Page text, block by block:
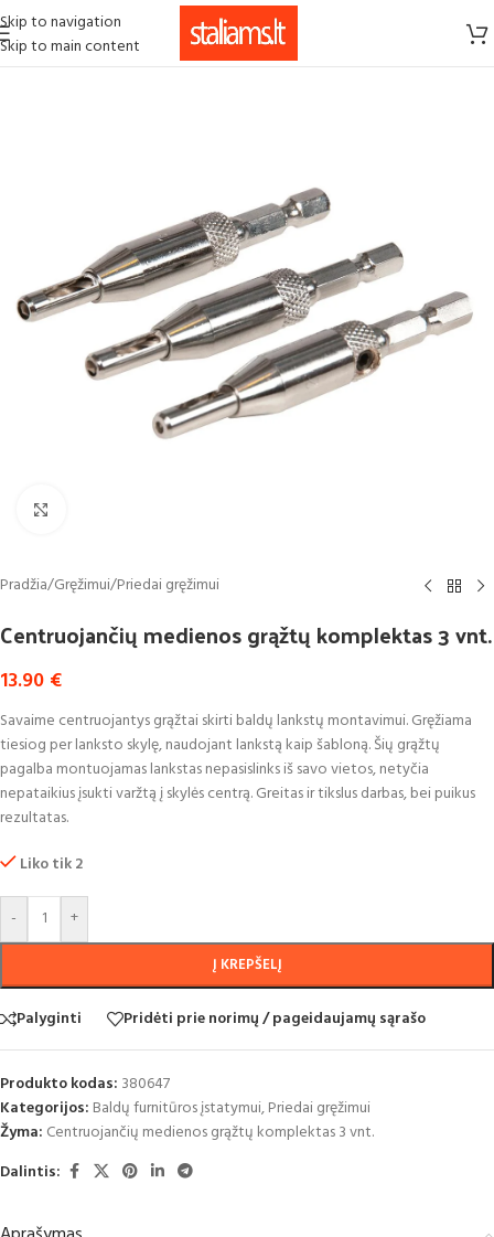
Skip to navigation
Skip to main content
Pradžia/Gręžimui/Priedai gręžimui
Centruojančių medienos grąžtų komplektas 3 vnt.
13.90 €
Savaime centruojantys grąžtai skirti baldų lankstų montavimui. Gręžiama
tiesiog per lanksto skylę, naudojant lankstą kaip šabloną. Šių grąžtų
pagalba montuojamas lankstas nepasislinks iš savo vietos, netyčia
nepataikius įsukti varžtą į skylės centrą. Greitas ir tikslus darbas, bei puikus
rezultatas.
Liko tik 2
- +
Į KREPŠELĮ
Palyginti Pridėti prie norimų / pageidaujamų sąrašo
Produkto kodas: 380647
Kategorijos: Baldų furnitūros įstatymui,Priedai gręžimui
Žyma: Centruojančių medienos grąžtų komplektas 3 vnt.
Dalintis: